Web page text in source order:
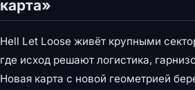
карта»
Hell Let Loose живёт крупными
где исход решают логистика,
Новая карта с новой геометрией